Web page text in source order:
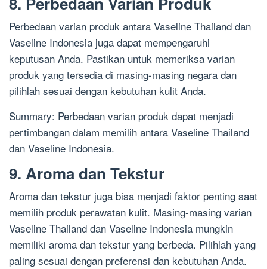
Perbedaan varian produk antara Vaseline Thailand dan
Vaseline Indonesia juga dapat mempengaruhi
keputusan Anda. Pastikan untuk memeriksa varian
produk yang tersedia di masing-masing negara dan
pilihlah sesuai dengan kebutuhan kulit Anda.
Summary: Perbedaan varian produk dapat menjadi
pertimbangan dalam memilih antara Vaseline Thailand
dan Vaseline Indonesia.
9. Aroma dan Tekstur
Aroma dan tekstur juga bisa menjadi faktor penting saat
memilih produk perawatan kulit. Masing-masing varian
Vaseline Thailand dan Vaseline Indonesia mungkin
memiliki aroma dan tekstur yang berbeda. Pilihlah yang
paling sesuai dengan preferensi dan kebutuhan Anda.